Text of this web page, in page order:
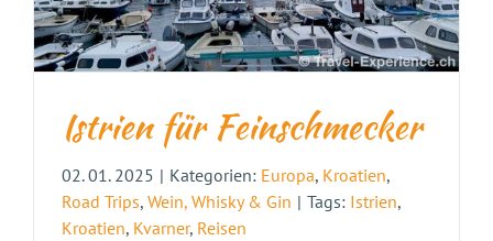
Istrien für Feinschmecker
02. 01. 2025 | Kategorien: Europa, Kroatien,
Road Trips, Wein, Whisky & Gin | Tags: Istrien,
Kroatien, Kvarner, Reisen